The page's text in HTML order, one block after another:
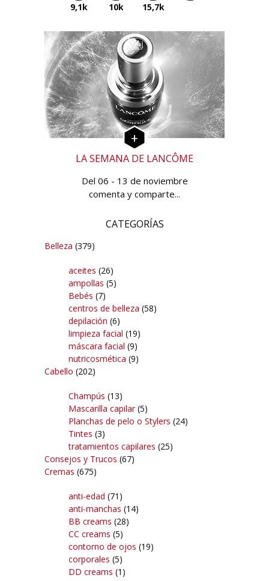
9,1k 10k 15,7k
LA SEMANA DE LANCÔME
Del 06 - 13 de noviembre
comenta y comparte...
CATEGORÍAS
Belleza (379)
aceites (26)
ampollas (5)
Bebés (7)
centros de belleza (58)
depilación (6)
limpieza facial (19)
máscara facial (9)
nutricosmética (9)
Cabello (202)
Champús (13)
Mascarilla capilar(5)
Planchas de pelo o Stylers (24)
Tintes (3)
tratamientos capilares (25)
Consejos y Trucos (67)
Cremas (675)
anti-edad (71)
anti-manchas (14)
BB creams (28)
CC creams (5)
contorno de ojos (19)
corporales (5)
DD creams (1)